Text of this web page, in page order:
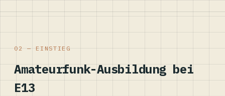
02 — EINSTIEG
Amateurfunk-Ausbildung bei
E13